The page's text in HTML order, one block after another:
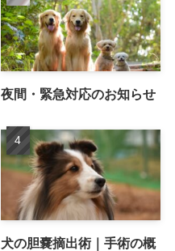
夜間・緊急対応のお知らせ
犬の胆嚢摘出術｜手術の概